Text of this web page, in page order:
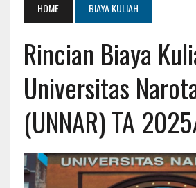
HOME BIAYA KULIAH
Rincian Biaya
Universitas
(UNNAR) TA